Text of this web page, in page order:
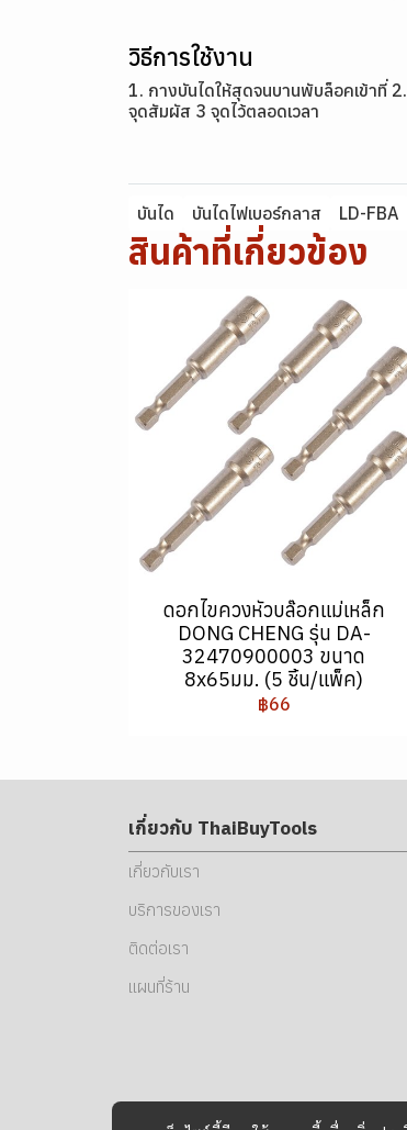
วิธีการใช้งาน
1. กางบันไดให้สุดจนบานพับล็อคเข้าที่
จุดสัมผัส 3 จุดไว้ตลอดเวลา
บันได บันไดไฟเบอร์กลาส LD-FBA
สินค้าที่เกี่ยวข้อง
ดอกไขควงหัวบล๊อกแม่เหล็ก
DONG CHENG รุ่น DA-
32470900003 ขนาด
8x65มม. (5 ชิ้น/แพ็ค)
฿66
เกี่ยวกับ ThaiBuyTools
เกี่ยวกับเรา
บริการของเรา
ติดต่อเรา
แผนที่ร้าน